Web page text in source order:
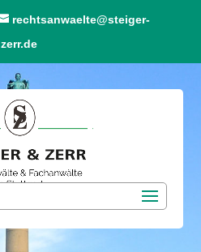
rechtsanwaelte@steiger-
zerr.de